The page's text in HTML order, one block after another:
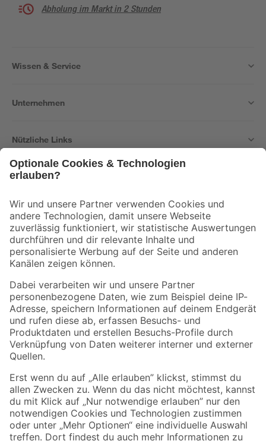
Abholung im Markt in 2 Stunden
Wissen & Service
Unternehmen
Nützliche Links
Der toom Newsletter: Keine Angebote und Aktionen mehr verpassen!
Zur Newsletter Anmeldung
Folge uns
Zahlungsarten Versandarten
Sicher einkaufen
Jetzt die toom-App herunterladen